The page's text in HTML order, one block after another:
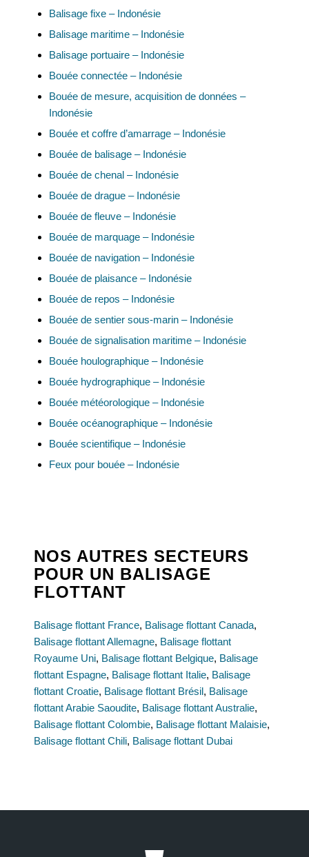
Balisage fixe – Indonésie
Balisage maritime – Indonésie
Balisage portuaire – Indonésie
Bouée connectée – Indonésie
Bouée de mesure, acquisition de données –
Indonésie
Bouée et coffre d’amarrage – Indonésie
Bouée de balisage – Indonésie
Bouée de chenal – Indonésie
Bouée de drague – Indonésie
Bouée de fleuve – Indonésie
Bouée de marquage – Indonésie
Bouée de navigation – Indonésie
Bouée de plaisance – Indonésie
Bouée de repos – Indonésie
Bouée de sentier sous-marin – Indonésie
Bouée de signalisation maritime – Indonésie
Bouée houlographique – Indonésie
Bouée hydrographique – Indonésie
Bouée météorologique – Indonésie
Bouée océanographique – Indonésie
Bouée scientifique – Indonésie
Feux pour bouée – Indonésie
NOS AUTRES SECTEURS
POUR UN BALISAGE
FLOTTANT
Balisage flottant France, Balisage flottant Canada,
Balisage flottant Allemagne, Balisage flottant
Royaume Uni, Balisage flottant Belgique, Balisage
flottant Espagne, Balisage flottant Italie, Balisage
flottant Croatie, Balisage flottant Brésil, Balisage
flottant Arabie Saoudite, Balisage flottant Australie,
Balisage flottant Colombie, Balisage flottant Malaisie,
Balisage flottant Chili, Balisage flottant Dubai